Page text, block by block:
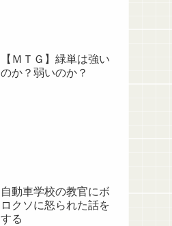
【ＭＴＧ】緑単は強い
のか？弱いのか？
自動車学校の教官にボ
ロクソに怒られた話を
する